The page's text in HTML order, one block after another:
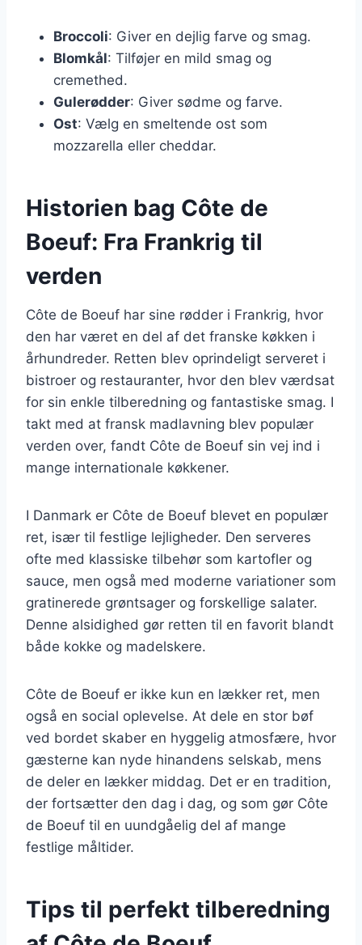
Broccoli: Giver en dejlig farve og smag.
Blomkål: Tilføjer en mild smag og
cremethed.
Gulerødder: Giver sødme og farve.
Ost: Vælg en smeltende ost som
mozzarella eller cheddar.
Historien bag Côte de
Boeuf: Fra Frankrig til
verden
Côte de Boeuf har sine rødder i Frankrig, hvor
den har været en del af det franske køkken i
århundreder. Retten blev oprindeligt serveret i
bistroer og restauranter, hvor den blev værdsat
for sin enkle tilberedning og fantastiske smag. I
takt med at fransk madlavning blev populær
verden over, fandt Côte de Boeuf sin vej ind i
mange internationale køkkener.
I Danmark er Côte de Boeuf blevet en populær
ret, især til festlige lejligheder. Den serveres
ofte med klassiske tilbehør som kartofler og
sauce, men også med moderne variationer som
gratinerede grøntsager og forskellige salater.
Denne alsidighed gør retten til en favorit blandt
både kokke og madelskere.
Côte de Boeuf er ikke kun en lækker ret, men
også en social oplevelse. At dele en stor bøf
ved bordet skaber en hyggelig atmosfære, hvor
gæsterne kan nyde hinandens selskab, mens
de deler en lækker middag. Det er en tradition,
der fortsætter den dag i dag, og som gør Côte
de Boeuf til en uundgåelig del af mange
festlige måltider.
Tips til perfekt tilberedning